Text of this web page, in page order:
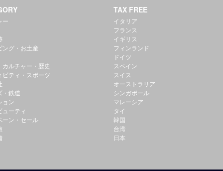
ー
ング・お土産
カルチャー・歴史
ビティ・スポーツ
・鉄道
ョン
ューティ
ーン・セール
TAX FREE
イタリア
フランス
イギリス
フィンランド
ドイツ
スペイン
スイス
オーストラリア
シンガポール
マレーシア
タイ
韓国
台湾
日本